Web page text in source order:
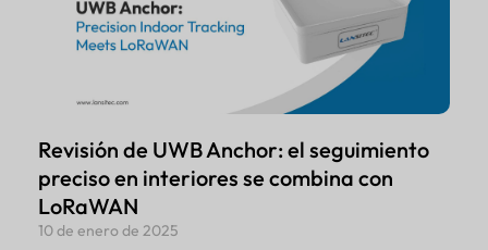
Revisión de UWB Anchor: el seguimiento
preciso en interiores se combina con
LoRaWAN
10 de enero de 2025